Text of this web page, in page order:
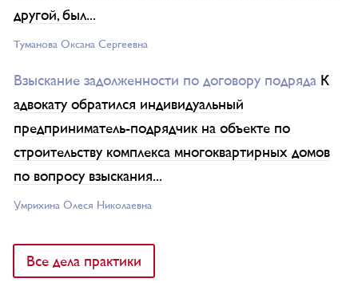
другой, был...
Туманова Окcана Сергеевна
Взыскание задолженности по договору подряда К
адвокату обратился индивидуальный
предприниматель-подрядчик на объекте по
строительству комплекса многоквартирных домов
по вопросу взыскания...
Умрихина Олеся Николаевна
Все дела практики